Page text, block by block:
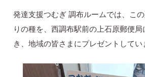
発達支援つむぎ 調布ルームでは、こ
りの種を、西調布駅前の上石原郵便
き、地域の皆さまにプレゼントしてい